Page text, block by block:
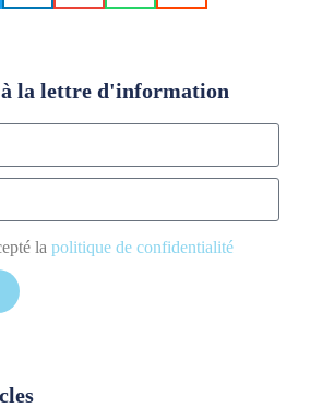
la lettre d'information
la politique de confidentialité